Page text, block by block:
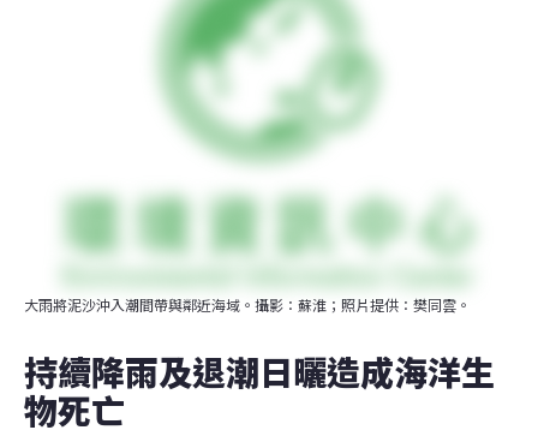
大雨將泥沙沖入潮間帶與鄰近海域。攝影：蘇淮；照片提供：樊同雲。
持續降雨及退潮日曬造成海洋生
物死亡